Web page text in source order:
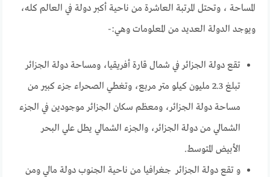
المساحة ، وتحتل المرتبة العاشرة من ناحية أكبر دولة في العالم كله،
ويوجد الدولة العديد من المعلومات وهي:-
تقع دولة الجزائر في شمال قارة أفريقيا، ومساحة دولة الجزائر
تبلغ 2.3 مليون كيلو متر مربع، وتغطي الصحراء جزء كبير من
مساحة دولة الجزائر، ومعظم سكان الجزائر موجودين في الجزء
الشمالي من دولة الجزائر، والجزء الشمالي يطل علي البحر
الأبيض المتوسط.
و تقع دولة الجزائر جغرافيا من ناحية الجنوب دولة مالي ومن